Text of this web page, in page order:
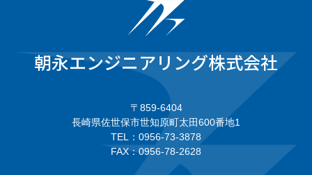
朝永エンジニアリング株式会社
〒859-6404
長崎県佐世保市世知原町太田600番地1
TEL：0956-73-3878
FAX：0956-78-2628